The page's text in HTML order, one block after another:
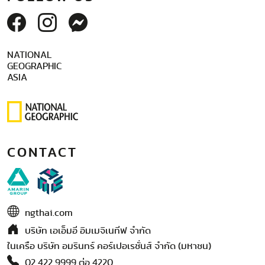
NATIONAL
GEOGRAPHIC
ASIA
CONTACT
ngthai.com
บริษัท เอเอ็มอี อิมเมจิเนทีฟ จำกัด
ในเครือ บริษัท อมรินทร์ คอร์เปอเรชั่นส์ จำกัด (มหาชน)
02 422 9999 ต่อ 4220